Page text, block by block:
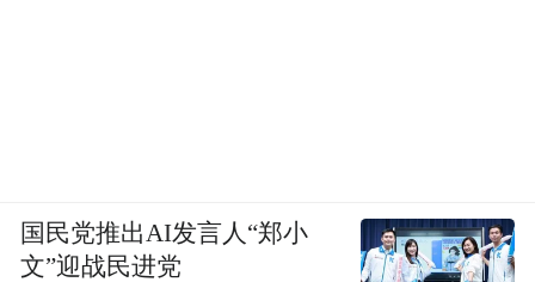
国民党推出AI发言人“郑小
文”迎战民进党